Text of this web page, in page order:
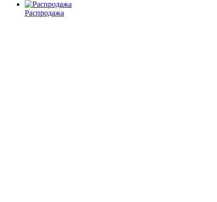
Распродажа